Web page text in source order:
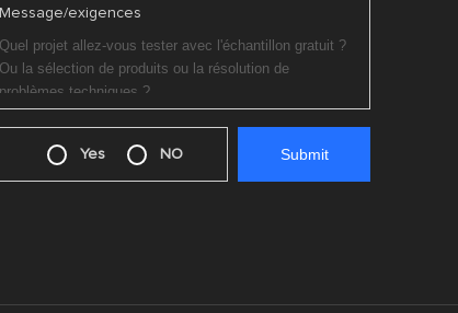
Message/exigences
Yes NO